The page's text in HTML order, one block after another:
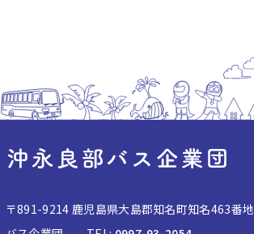
〒891-9214 鹿児島県大島郡知名町知名463番地